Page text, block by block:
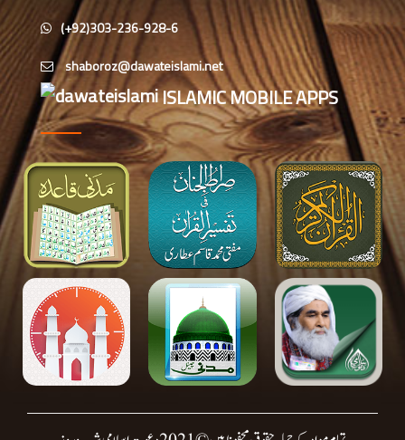
ملک مشاورت، اسٹیٹ نگران اور
ادارتی شعبہ ذمہ داران کا مدنی مشورہ
کینٹبری کاؤنسل نگران اور شعبہ
مشاورت اسلامی بہنوں کی اہم میٹنگ،
تنظیمی امور کا جائزہ
میلبورن: دعوتِ اسلامی کے زیرِ
اہتمام ”Eid Family
Gathering 2026“کا انعقاد
(+92)303-236-928-6
ISLAMIC MOBILE APPS